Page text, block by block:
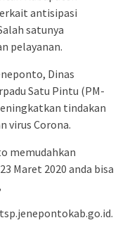
antisipasi
satunya
pelayanan.
Dinas
Satu Pintu (PM-
tindakan
virus Corona.
memudahkan
Maret 2020 anda bisa